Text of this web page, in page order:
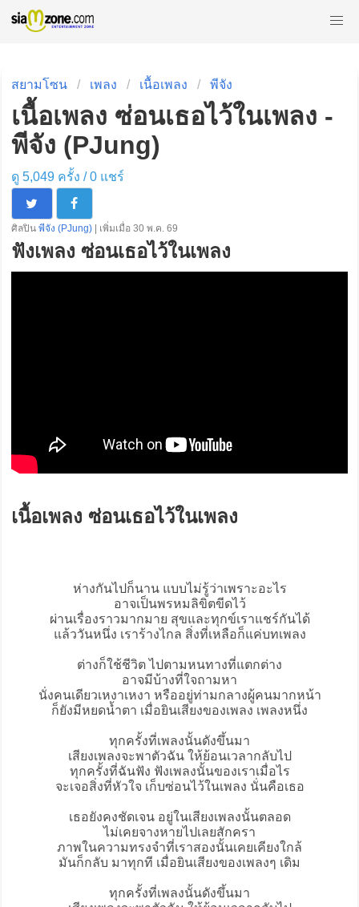
สยามโซน เพลง เนื้อเพลง พีจัง
เนื้อเพลง ซ่อนเธอไว้ในเพลง -
พีจัง (PJung)
ดู 5,049 ครั้ง /0แชร์
ศิลปิน พีจัง (PJung) | เพิ่มเมื่อ 30 พ.ค. 69
ฟังเพลง ซ่อนเธอไว้ในเพลง
เนื้อเพลง ซ่อนเธอไว้ในเพลง
ห่างกันไปก็นาน แบบไม่รู้ว่าเพราะอะไร
อาจเป็นพรหมลิขิตขีดไว้
ผ่านเรื่องราวมากมาย สุขและทุกข์เราแชร์กันได้
แล้ววันหนึ่ง เราร้างไกล สิ่งที่เหลือก็แค่บทเพลง
ต่างก็ใช้ชีวิต ไปตามหนทางที่แตกต่าง
อาจมีบ้างที่ใจถามหา
นั่งคนเดียวเหงาเหงา หรืออยู่ท่ามกลางผู้คนมากหน้า
ก็ยังมีหยดน้ำตา เมื่อยินเสียงของเพลง เพลงหนึ่ง
ทุกครั้งที่เพลงนั้นดังขึ้นมา
เสียงเพลงจะพาตัวฉัน ให้ย้อนเวลากลับไป
ทุกครั้งที่ฉันฟัง ฟังเพลงนั้นของเราเมื่อไร
จะเจอสิ่งที่หัวใจ เก็บซ่อนไว้ในเพลง นั่นคือเธอ
เธอยังคงชัดเจน อยู่ในเสียงเพลงนั้นตลอด
ไม่เคยจางหายไปเลยสักครา
ภาพในความทรงจำที่เราสองนั้นเคยเคียงใกล้
มันก็กลับ มาทุกที เมื่อยินเสียงของเพลงๆ เดิม
ทุกครั้งที่เพลงนั้นดังขึ้นมา